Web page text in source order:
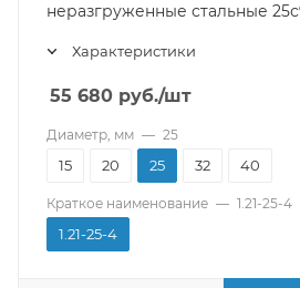
неразгруженные стальные
Характеристики
55 680 руб./шт
Диаметр, мм — 25
15 20 25 32 40
Краткое наименование — 1.21-25-4
1.21-25-4